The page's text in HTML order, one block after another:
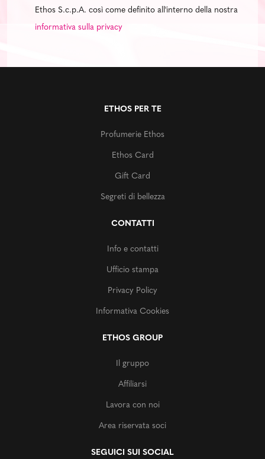
Ethos S.c.p.A. così come definito all'interno della nostra
informativa sulla privacy
ETHOS PER TE
Profumerie Ethos
Ethos Card
Gift Card
Segreti di bellezza
CONTATTI
Info e contatti
Ufficio stampa
Privacy Policy
Informativa Cookies
ETHOS GROUP
Il gruppo
Affiliarsi
Lavora con noi
Area riservata soci
SEGUICI SUI SOCIAL